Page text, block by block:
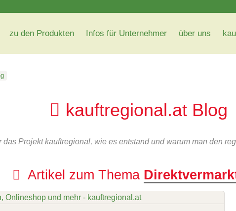
zu den Produkten Infos für Unternehmer über uns
kauftregional.at Blog
das Projekt kauftregional, wie es entstand und warum man den
Artikel zum Thema